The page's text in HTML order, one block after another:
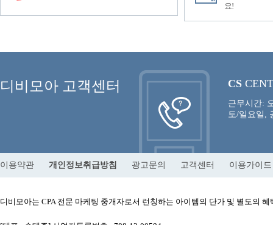
요!
디비모아 고객센터 CS
근무시간:
토/일요일,
이용약관 개인정보취급방침 광고문의 고객센터 이용가이드
디비모아는 CPA 전문 마케팅 중개자로서 런칭하는 아이템의 단가 및 별도의